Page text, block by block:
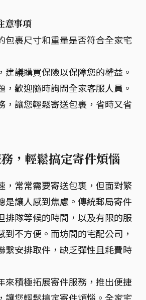
意事項
包裹尺寸和重量是否符合全家宅
建議購買保險以保障您的權益。
，歡迎隨時詢問全家客服人員。
，讓您輕鬆寄送包裹，省時又省
，輕鬆搞定寄件煩惱
，常常需要寄送包裹，但面對繁
是讓人感到焦慮。傳統郵局寄件
排隊等候的時間，以及有限的服
到不方便。而坊間的宅配公司，
繫安排取件，缺乏彈性且耗費時
來積極拓展寄件服務，推出便捷